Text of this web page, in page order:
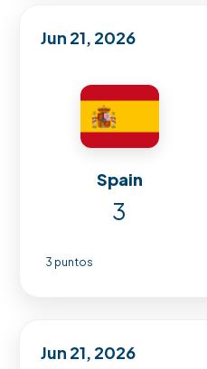
Jun 21, 2026
Spain
3
3 puntos
Jun 21, 2026